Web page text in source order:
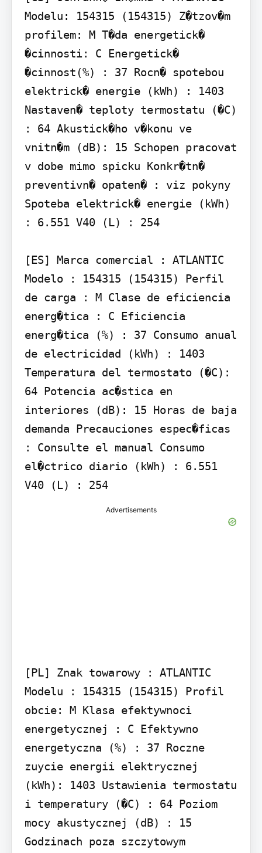
Modelu: 154315 (154315) Z�tzov�m
profilem: M T�da energetick�
�cinnosti: C Energetick�
�cinnost(%) : 37 Rocn� spotebou
elektrick� energie (kWh) : 1403
Nastaven� teploty termostatu (�C)
: 64 Akustick�ho v�konu ve
vnitn�m (dB): 15 Schopen pracovat
v dobe mimo spicku Konkr�tn�
preventivn� opaten� : viz pokyny
Spoteba elektrick� energie (kWh)
: 6.551 V40 (L) : 254
[ES] Marca comercial : ATLANTIC
Modelo : 154315 (154315) Perfil
de carga : M Clase de eficiencia
energ�tica : C Eficiencia
energ�tica (%) : 37 Consumo anual
de electricidad (kWh) : 1403
Temperatura del termostato (�C):
64 Potencia ac�stica en
interiores (dB): 15 Horas de baja
demanda Precauciones espec�ficas
: Consulte el manual Consumo
el�ctrico diario (kWh) : 6.551
V40 (L) : 254
Advertisements
[PL] Znak towarowy : ATLANTIC
Modelu : 154315 (154315) Profil
obcie: M Klasa efektywnoci
energetycznej : C Efektywno
energetyczna (%) : 37 Roczne
zuycie energii elektrycznej
(kWh): 1403 Ustawienia termostatu
i temperatury (�C) : 64 Poziom
mocy akustycznej (dB) : 15
Godzinach poza szczytowym